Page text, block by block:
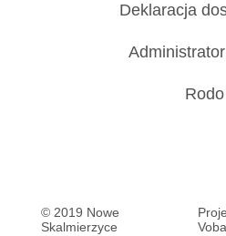
Deklaracja
Rodo
© 2019 Nowe
Skalmierzyce